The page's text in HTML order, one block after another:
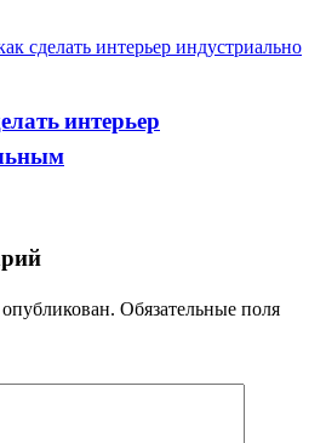
интерьер
Обязательные поля